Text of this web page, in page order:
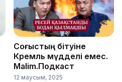
Соғыстың бітуіне
Кремль мүдделі емес.
Malim.Подкаст
12 маусым, 2025